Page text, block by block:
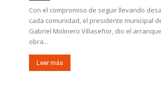
Con el compromiso de seguir llevando
cada comunidad, el presidente municipal
Gabriel Molinero Villaseñor, dio el
obra...
Leer más